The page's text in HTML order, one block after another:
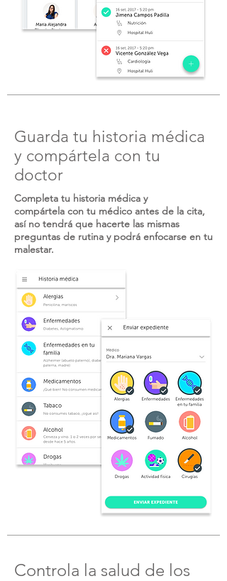
Guarda tu historia médica
y compártela con tu
doctor
Completa tu historia médica y
compártela con tu médico antes de la cita,
así no tendrá que hacerte las mismas
preguntas de rutina y podrá enfocarse en tu
malestar.
Controla la salud de los